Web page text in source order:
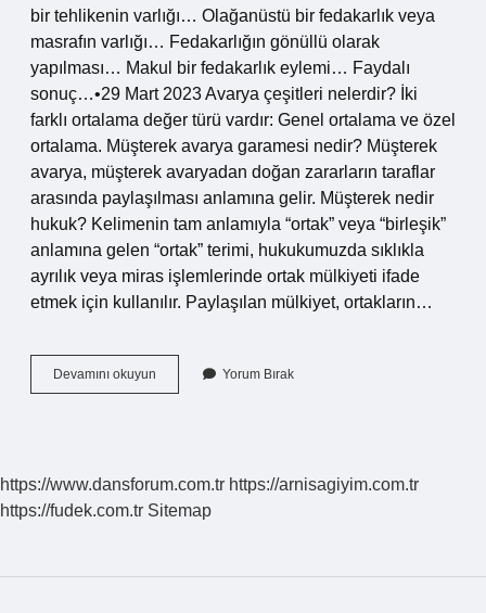
bir tehlikenin varlığı… Olağanüstü bir fedakarlık veya
masrafın varlığı… Fedakarlığın gönüllü olarak
yapılması… Makul bir fedakarlık eylemi… Faydalı
sonuç…•29 Mart 2023 Avarya çeşitleri nelerdir? İki
farklı ortalama değer türü vardır: Genel ortalama ve özel
ortalama. Müşterek avarya garamesi nedir? Müşterek
avarya, müşterek avaryadan doğan zararların taraflar
arasında paylaşılması anlamına gelir. Müşterek nedir
hukuk? Kelimenin tam anlamıyla “ortak” veya “birleşik”
anlamına gelen “ortak” terimi, hukukumuzda sıklıkla
ayrılık veya miras işlemlerinde ortak mülkiyeti ifade
etmek için kullanılır. Paylaşılan mülkiyet, ortakların…
Devamını okuyun Müşterek
Avarya
Yorum Bırak
https://www.dansforum.com.tr https://arnisagiyim.com.tr
https://fudek.com.tr Sitemap